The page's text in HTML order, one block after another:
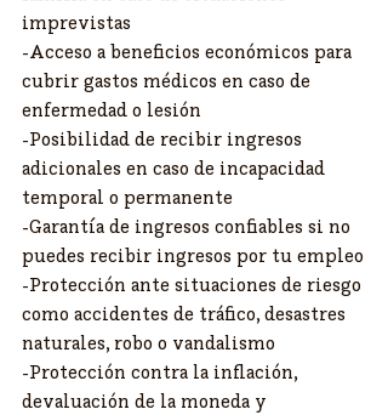
imprevistas
-Acceso a beneficios económicos para
cubrir gastos médicos en caso de
enfermedad o lesión
-Posibilidad de recibir ingresos
adicionales en caso de incapacidad
temporal o permanente
-Garantía de ingresos confiables si no
puedes recibir ingresos por tu empleo
-Protección ante situaciones de riesgo
como accidentes de tráfico, desastres
naturales, robo o vandalismo
-Protección contra la inflación,
devaluación de la moneda y